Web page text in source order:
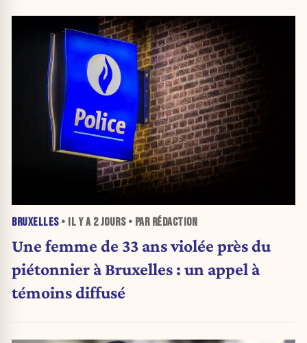
BRUXELLES• IL Y A 2 JOURS• PAR RÉDACTION
Une femme de 33 ans violée près du
piétonnier à Bruxelles : un appel à
témoins diffusé